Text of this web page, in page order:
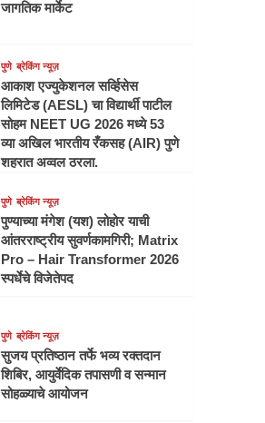
जागतिक मार्केट
पुणे ब्रेकिंग न्यूज़
आकाश एज्युकेशनल सर्व्हिसेस
लिमिटेड (AESL) चा विद्यार्थी पाटील
सोहम NEET UG 2026 मध्ये 53
व्या अखिल भारतीय रँकसह (AIR) पुणे
शहरात अव्वल ठरला.
पुणे ब्रेकिंग न्यूज़
पुण्याच्या मंगेश (यश) लोहोर याची
आंतरराष्ट्रीय सुवर्णकामगिरी; Matrix
Pro – Hair Transformer 2026
स्पर्धेचे विजेतेपद
पुणे ब्रेकिंग न्यूज़
सुजय प्रतिष्ठान तर्फे भव्य रक्तदान
शिबिर, आयुर्वेदिक तपासणी व सन्मान
सोहळ्याचे आयोजन